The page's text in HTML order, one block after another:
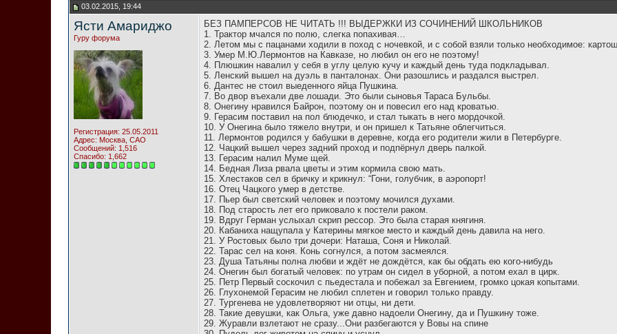
03.02.2015, 19:44
Ясти Амариджо
Гуру форума
Регистрация: 25.05.2011
Адрес: Москва, САО
Сообщений: 1,516
Спасибо: 1,662
БЕЗ ПАМПЕРСОВ НЕ ЧИТАТЬ !!! ВЫДЕРЖКИ ИЗ СОЧИНЕНИЙ ШКОЛЬНИКОВ
1. Трактор мчался по полю, слегка попахивая…
2. Летом мы с пацанами ходили в поход с ночевкой, и с собой взяли только необходимое:
3. Умер М.Ю.Лермонтов на Кавказе, но любил он его не поэтому!
4. Плюшкин навалил у себя в углу целую кучу и каждый день туда подкладывал.
5. Ленский вышел на дуэль в панталонах. Они разошлись и раздался выстрел.
6. Дантес не стоил выеденного яйца Пушкина.
7. Во двор въехали две лошади. Это были сыновья Тараса Бульбы.
8. Онегину нравился Байрон, поэтому он и повесил его над кроватью.
9. Герасим поставил на пол блюдечко, и стал тыкать в него мордочкой.
10. У Онегина было тяжело внутри, и он пришел к Татьяне облегчиться.
11. Лермонтов родился у бабушки в деревне, когда его родители жили в Петербурге.
12. Чацкий вышел через задний проход и подпёрнул дверь палкой.
13. Герасим налил Муме щей.
14. Бедная Лиза рвала цветы и этим кормила свою мать.
15. Хлестаков сел в бричку и крикнул: “Гони, голубчик, в аэропорт!
16. Отец Чацкого умер в детстве.
17. Пьер был светский человек и поэтому мочился духами.
18. Под старость лет его приковало к постели раком.
19. Вдруг Герман услыхал скрип рессор. Это была старая княгиня.
20. Кабаниха нащупала у Катерины мягкое место и каждый день давила на него.
21. У Ростовых было три дочери: Hаташа, Соня и Hиколай.
22. Тарас сел на коня. Конь согнулся, а потом засмеялся.
23. Душа Татьяны полна любви и ждёт не дождётся, как бы обдать ею кого-нибудь
24. Онегин был богатый человек: по утрам он сидел в уборной, а потом ехал в цирк.
25. Петр Первый соскочил с пьедестала и побежал за Евгением, громко цокая копытами.
26. Глухонемой Герасим не любил сплетен и говорил только правду.
27. Тургенева не удовлетворяют ни отцы, ни дети.
28. Такие девушки, как Ольга, уже давно надоели Онегину, да и Пушкину тоже.
29. Журавли взлетают не сразу...Они разбегаются у Вовы на спине